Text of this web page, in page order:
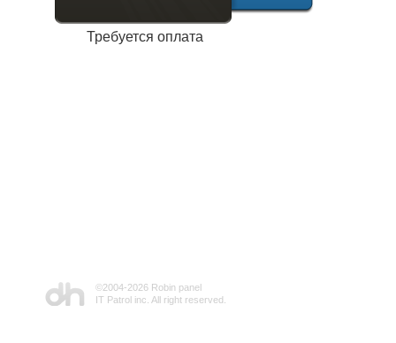
Требуется оплата
©2004-2026 Robin panel
IT Patrol inc. All right reserved.